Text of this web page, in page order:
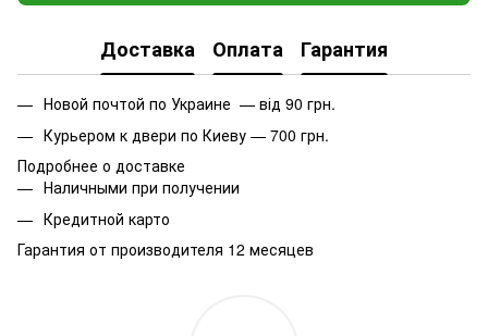
Доставка Оплата Гарантия
Новой почтой по Украине — від 90 грн.
Курьером к двери по Киеву — 700 грн.
Подробнее о доставке
Наличными при получении
Кредитной карто
Гарантия от производителя 12 месяцев